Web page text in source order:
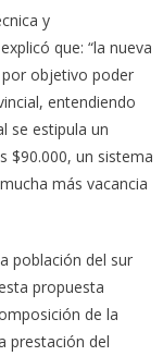
y
que: “la nueva
objetivo poder
entendiendo
se estipula un
$90.000, un sistema
más vacancia
población del sur
propuesta
de la
prestación del